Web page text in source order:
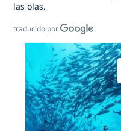
las olas.
traducido por